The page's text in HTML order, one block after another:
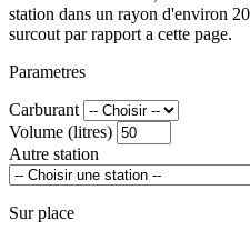
station dans un rayon d'environ
surcout par rapport a cette page.
Parametres
Carburant
Volume (litres)
Autre station
Sur place